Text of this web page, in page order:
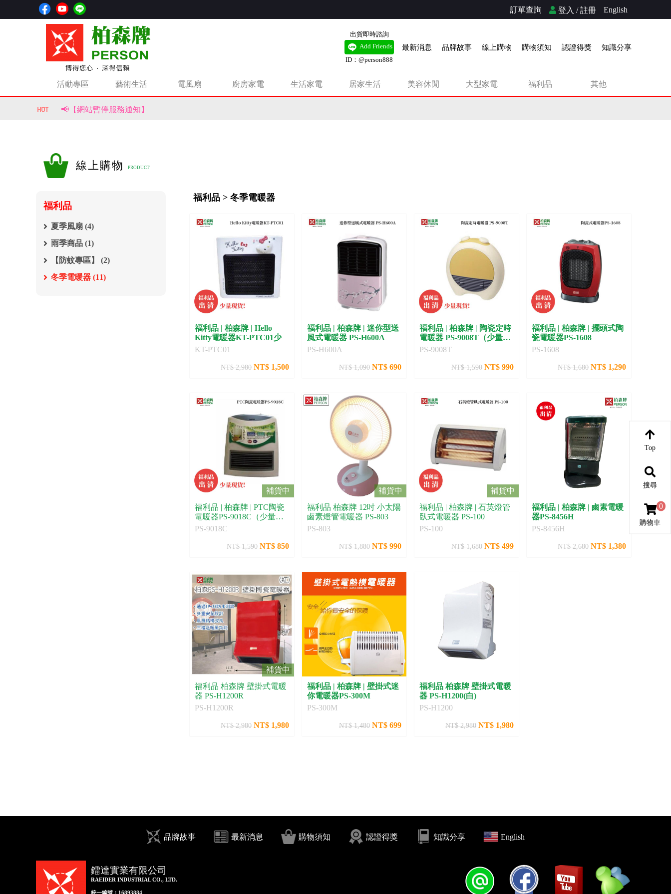
活動專區 藝術生活 電風扇 廚房家電 生活家電 居家生活 美容休閒 大型家電 福利品 其他
訂單查詢 登入 / 註冊 English
出貨即時諮詢
Add Friends
ID：@person888
最新消息 品牌故事 線上購物 購物須知 認證得獎 知識分享
📢【網站暫停服務通知】
線上購物
福利品
夏季風扇 (4)
雨季商品 (1)
【防蚊專區】 (2)
冬季電暖器 (11)
福利品 > 冬季電暖器
福利品 | 柏森牌 | Hello
Kitty電暖器KT-PTC01少
KT-PTC01
NT$ 2,980 NT$ 1,500
福利品 | 柏森牌 | 迷你型送
風式電暖器 PS-H600A
PS-H600A
NT$ 1,090 NT$ 690
福利品 | 柏森牌 | 陶瓷定時
電暖器 PS-9008T（少量現
貨）
PS-9008T
NT$ 1,590 NT$ 990
福利品 | 柏森牌 | 擺頭式陶
瓷電暖器PS-1608
PS-1608
NT$ 1,680 NT$ 1,290
補貨中
福利品 | 柏森牌 | PTC陶瓷
電暖器PS-9018C（少量現
貨）
PS-9018C
NT$ 1,590 NT$ 850
補貨中
福利品 柏森牌 12吋 小太陽
鹵素燈管電暖器 PS-803
PS-803
NT$ 1,880 NT$ 990
補貨中
福利品 | 柏森牌 | 石英燈管
臥式電暖器 PS-100
PS-100
NT$ 1,680 NT$ 499
福利品 | 柏森牌 | 鹵素電暖
器PS-8456H
PS-8456H
NT$ 2,680 NT$ 1,380
補貨中
福利品 柏森牌 壁掛式電暖
器 PS-H1200R
PS-H1200R
NT$ 2,980 NT$ 1,980
福利品 | 柏森牌 | 壁掛式迷
你電暖器PS-300M
PS-300M
NT$ 1,480 NT$ 699
福利品 柏森牌 壁掛式電暖
器 PS-H1200(白)
PS-H1200
NT$ 2,980 NT$ 1,980
品牌故事 最新消息 購物須知 認證得獎 知識分享 English
鐳達實業有限公司
RAEIDER INDUSTRIAL CO., LTD.
統一編號：16893884
Top
搜尋
0
購物車